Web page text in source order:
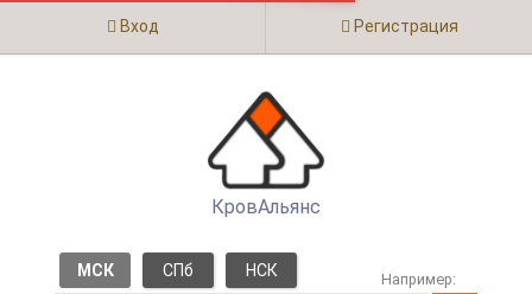
Вход Регистрация
КровАльянс
МСК СПб НСК Например: